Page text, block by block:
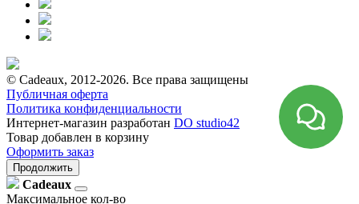
© Cadeaux, 2012-2026. Все права защищены
Публичная оферта
Политика конфиденциальности
Интернет-магазин разработан DO studio42
Товар добавлен в корзину
Оформить заказ
Продолжить
Cadeaux
Максимальное кол-во